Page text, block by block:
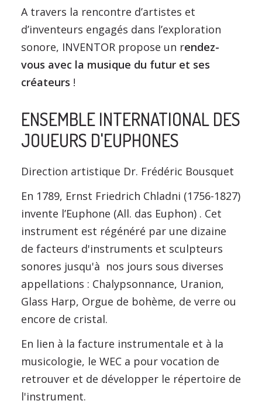
A travers la rencontre d’artistes et
d’inventeurs engagés dans l’exploration
sonore, INVENTOR propose un rendez-
vous avec la musique du futur et ses
créateurs !
ENSEMBLE INTERNATIONAL DES
JOUEURS D'EUPHONES
Direction artistique Dr. Frédéric Bousquet
En 1789, Ernst Friedrich Chladni (1756-1827)
invente l’Euphone (All. das Euphon) . Cet
instrument est régénéré par une dizaine
de facteurs d'instruments et sculpteurs
sonores jusqu'à nos jours sous diverses
appellations : Chalypsonnance, Uranion,
Glass Harp, Orgue de bohème, de verre ou
encore de cristal.
En lien à la facture instrumentale et à la
musicologie, le WEC a pour vocation de
retrouver et de développer le répertoire de
l'instrument.